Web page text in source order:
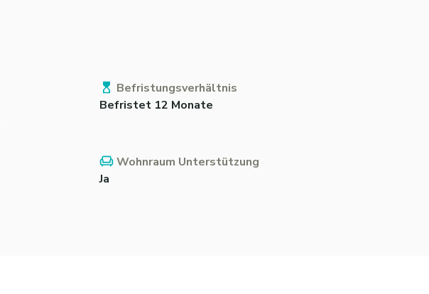
Befristungsverhältnis
Befristet 12 Monate
Wohnraum Unterstützung
Ja